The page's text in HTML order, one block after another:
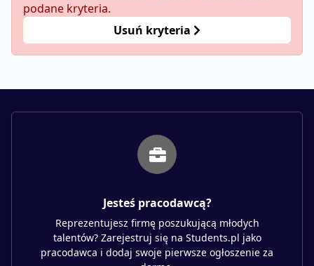
podane kryteria.
Usuń kryteria
Jesteś pracodawcą?
Reprezentujesz firmę poszukującą młodych
talentów? Zarejestruj się na Students.pl jako
pracodawca i dodaj swoje pierwsze ogłoszenie za